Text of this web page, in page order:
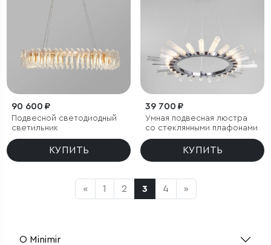
90 600 ₽
Подвесной светодиодный
светильник
КУПИТЬ
39 700 ₽
Умная подвесная люстра
со стеклянными плафонами
КУПИТЬ
« 1 2 3 4 »
О Minimir